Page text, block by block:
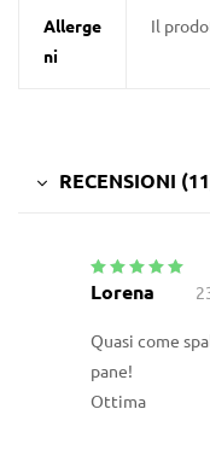
Allerge
ni
Il
RECENSIONI
Valutato5su
5
Lorena
Quasi come
pane!
Ottima